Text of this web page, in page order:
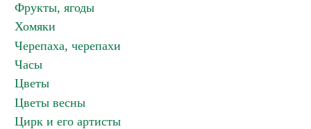
Фрукты, ягоды
Хомяки
Черепаха, черепахи
Часы
Цветы
Цветы весны
Цирк и его артисты